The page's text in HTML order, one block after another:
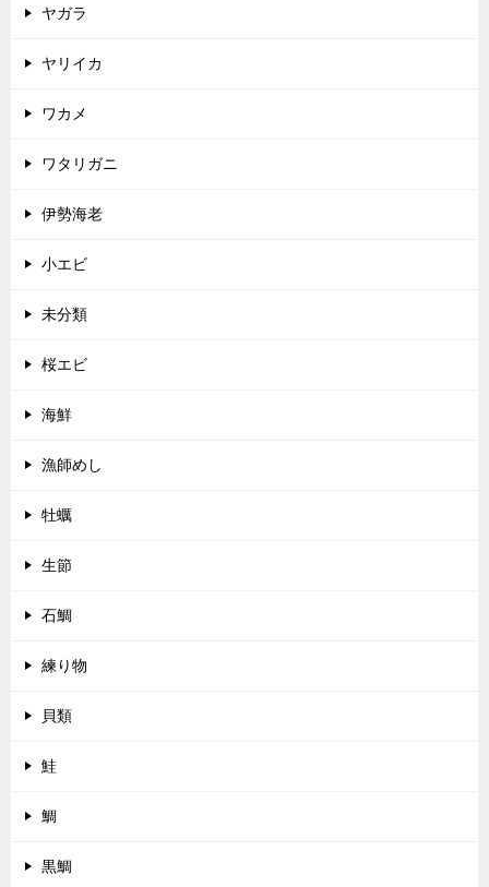
ヤガラ
ヤリイカ
ワカメ
ワタリガニ
伊勢海老
小エビ
未分類
桜エビ
海鮮
漁師めし
牡蠣
生節
石鯛
練り物
貝類
鮭
鯛
黒鯛